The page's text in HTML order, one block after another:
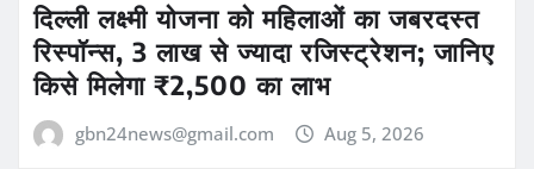
दिल्ली लक्ष्मी योजना को महिलाओं का जबरदस्त
रिस्पॉन्स, 3 लाख से ज्यादा रजिस्ट्रेशन; जानिए
किसे मिलेगा ₹2,500 का लाभ
gbn24news@gmail.com Aug 5, 2026